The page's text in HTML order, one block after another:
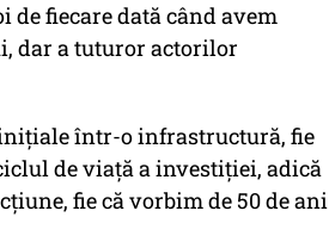
de fiecare dată când avem
dar a tuturor actorilor
într-o infrastructură, fie
de viață a investiției, adică
fie că vorbim de 50 de ani